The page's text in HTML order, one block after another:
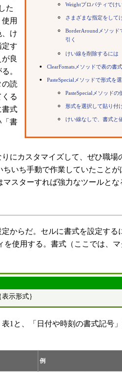
Weightプロパティでけ
さまざまな指定をして
BorderAroundメソッド
引く
けい線を削除するには
ClearFomatsメソッドで表の書
PasteSpecialメソッドで形式を
PasteSpecialメソッドの
形式を選択して貼り付
けい線なしで、書式と
た
用
け
定す
良
。
の読
る
書式
「書
にカスタマイズして、ぜひ職場
いち手動で作業していたことが
スターすれば強力なツールとな
からだ。セルに書式を設定する
を使用する。書式（ここでは、マ
示形式｝
1と、「日付や時刻の書式記号」
例